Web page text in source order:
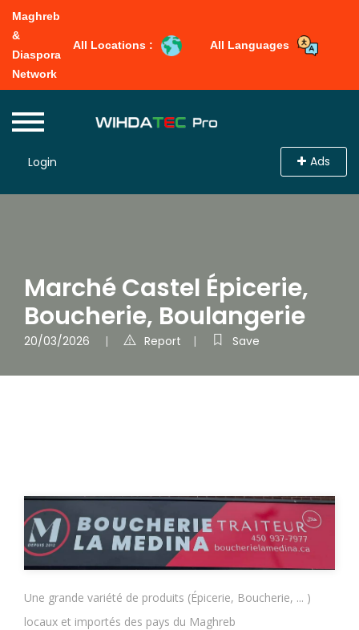
Maghreb
&
Diaspora
Network
All Locations : All Languages
Login Ads
Marché Castel Épicerie,
Boucherie, Boulangerie
20/03/2026 Report Save
Une grande variété de produits (Épicerie, Boucherie, ... )
locaux et importés des pays du Maghreb